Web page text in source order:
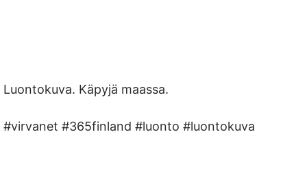
Luontokuva. Käpyjä maassa.
#virvanet #365finland #luonto #luontokuva